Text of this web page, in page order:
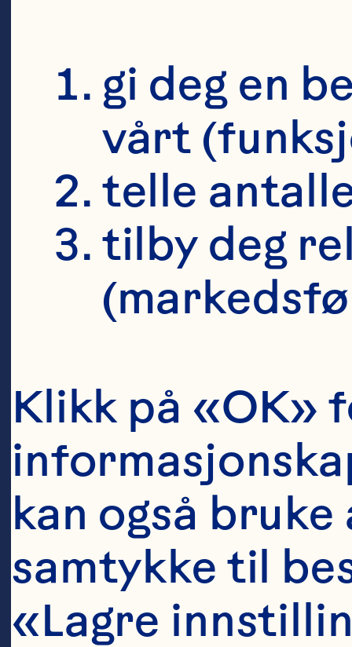
gi deg en
vårt
telle
tilby deg
Klikk på «OK»
kan også
samtykke til
«Lagre